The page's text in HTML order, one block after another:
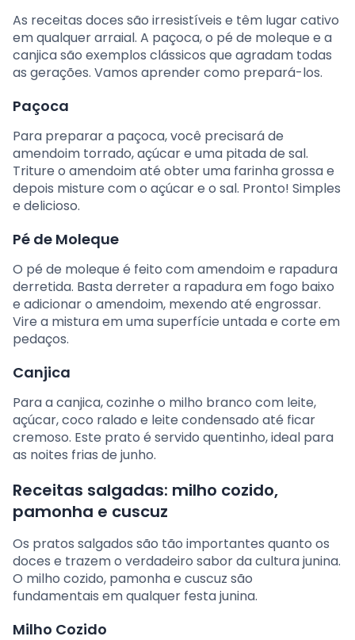
As receitas doces são irresistíveis e têm lugar cativo
em qualquer arraial. A paçoca, o pé de moleque e a
canjica são exemplos clássicos que agradam todas
as gerações. Vamos aprender como prepará-los.
Paçoca
Para preparar a paçoca, você precisará de
amendoim torrado, açúcar e uma pitada de sal.
Triture o amendoim até obter uma farinha grossa e
depois misture com o açúcar e o sal. Pronto! Simples
e delicioso.
Pé de Moleque
O pé de moleque é feito com amendoim e rapadura
derretida. Basta derreter a rapadura em fogo baixo
e adicionar o amendoim, mexendo até engrossar.
Vire a mistura em uma superfície untada e corte em
pedaços.
Canjica
Para a canjica, cozinhe o milho branco com leite,
açúcar, coco ralado e leite condensado até ficar
cremoso. Este prato é servido quentinho, ideal para
as noites frias de junho.
Receitas salgadas: milho cozido,
pamonha e cuscuz
Os pratos salgados são tão importantes quanto os
doces e trazem o verdadeiro sabor da cultura junina.
O milho cozido, pamonha e cuscuz são
fundamentais em qualquer festa junina.
Milho Cozido